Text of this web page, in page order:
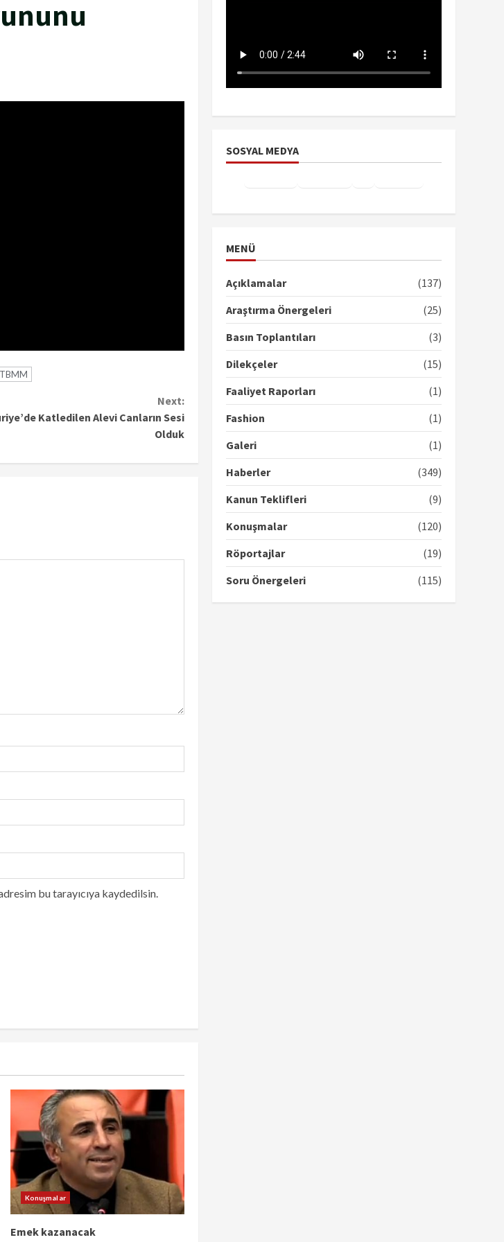
TBMM
Next:
Katledilen Alevi Canların Sesi
Olduk
bu tarayıcıya kaydedilsin.
Konuşmalar
Emek kazanacak
SOSYAL MEDYA
MENÜ
Açıklamalar
(137)
Araştırma Önergeleri
(25)
Basın Toplantıları
(3)
Dilekçeler
(15)
Faaliyet Raporları
(1)
Fashion
(1)
Galeri
(1)
Haberler
(349)
Kanun Teklifleri
(9)
Konuşmalar
(120)
Röportajlar
(19)
Soru Önergeleri
(115)